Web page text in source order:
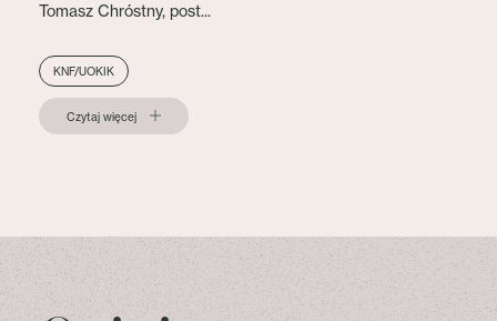
Tomasz Chróstny, post...
KNF/UOKIK
Czytaj więcej